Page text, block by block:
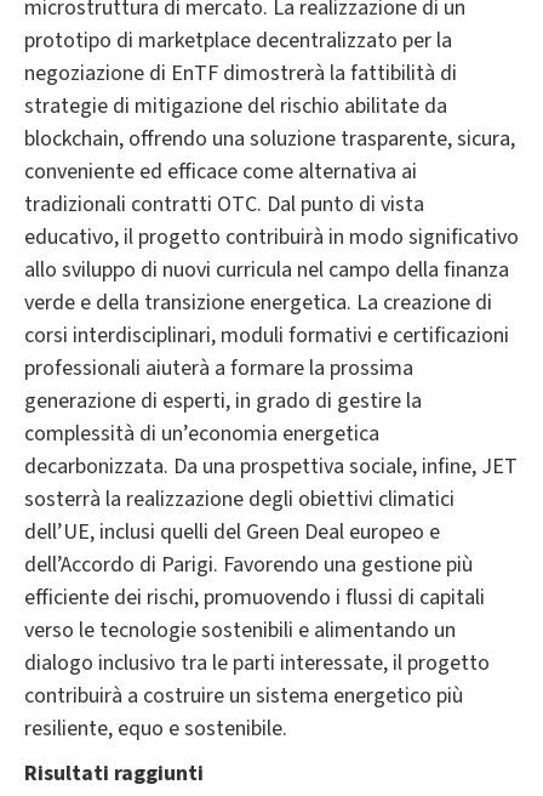
microstruttura di mercato. La realizzazione di un
prototipo di marketplace decentralizzato per la
negoziazione di EnTF dimostrerà la fattibilità di
strategie di mitigazione del rischio abilitate da
blockchain, offrendo una soluzione trasparente, sicura,
conveniente ed efficace come alternativa ai
tradizionali contratti OTC. Dal punto di vista
educativo, il progetto contribuirà in modo significativo
allo sviluppo di nuovi curricula nel campo della finanza
verde e della transizione energetica. La creazione di
corsi interdisciplinari, moduli formativi e certificazioni
professionali aiuterà a formare la prossima
generazione di esperti, in grado di gestire la
complessità di un’economia energetica
decarbonizzata. Da una prospettiva sociale, infine, JET
sosterrà la realizzazione degli obiettivi climatici
dell’UE, inclusi quelli del Green Deal europeo e
dell’Accordo di Parigi. Favorendo una gestione più
efficiente dei rischi, promuovendo i flussi di capitali
verso le tecnologie sostenibili e alimentando un
dialogo inclusivo tra le parti interessate, il progetto
contribuirà a costruire un sistema energetico più
resiliente, equo e sostenibile.
Risultati raggiunti